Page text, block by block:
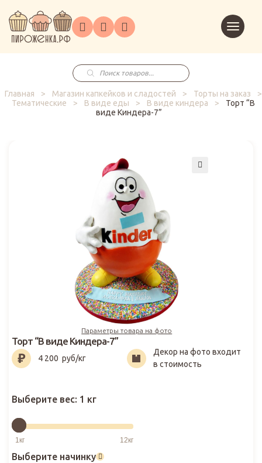
ГлавнаяКаталог
на
заказ
Праздники
Корпоративным
клиентам
в
корзину
Поиск
товаров
Главная
> Магазин капкейков и сладостей > Торты на заказ
>
Тематические
> В виде еды > В виде киндера >
Торт “В
виде Киндера-7”
Параметры товара на фото
4 200₽
Торт “В виде Киндера-7”
4 200 руб/кг
Декор на фото входит
в стоимость
Выберите вес: 1 кг
Выберите начинку